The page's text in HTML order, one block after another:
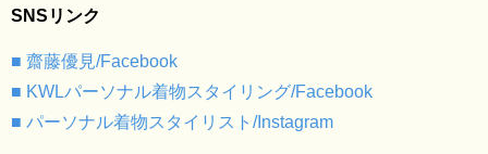
SNSリンク
■ 齋藤優見/Facebook
■ KWLパーソナル着物スタイリング/Facebook
■ パーソナル着物スタイリスト/Instagram